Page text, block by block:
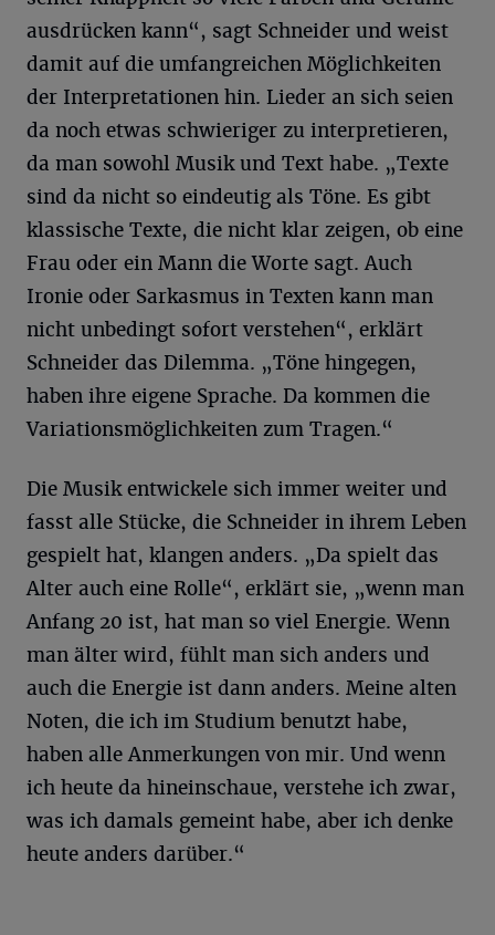
ausdrücken kann“, sagt Schneider und weist
damit auf die umfangreichen Möglichkeiten
der Interpretationen hin. Lieder an sich seien
da noch etwas schwieriger zu interpretieren,
da man sowohl Musik und Text habe. „Texte
sind da nicht so eindeutig als Töne. Es gibt
klassische Texte, die nicht klar zeigen, ob eine
Frau oder ein Mann die Worte sagt. Auch
Ironie oder Sarkasmus in Texten kann man
nicht unbedingt sofort verstehen“, erklärt
Schneider das Dilemma. „Töne hingegen,
haben ihre eigene Sprache. Da kommen die
Variationsmöglichkeiten zum Tragen.“
Die Musik entwickele sich immer weiter und
fasst alle Stücke, die Schneider in ihrem Leben
gespielt hat, klangen anders. „Da spielt das
Alter auch eine Rolle“, erklärt sie, „wenn man
Anfang 20 ist, hat man so viel Energie. Wenn
man älter wird, fühlt man sich anders und
auch die Energie ist dann anders. Meine alten
Noten, die ich im Studium benutzt habe,
haben alle Anmerkungen von mir. Und wenn
ich heute da hineinschaue, verstehe ich zwar,
was ich damals gemeint habe, aber ich denke
heute anders darüber.“